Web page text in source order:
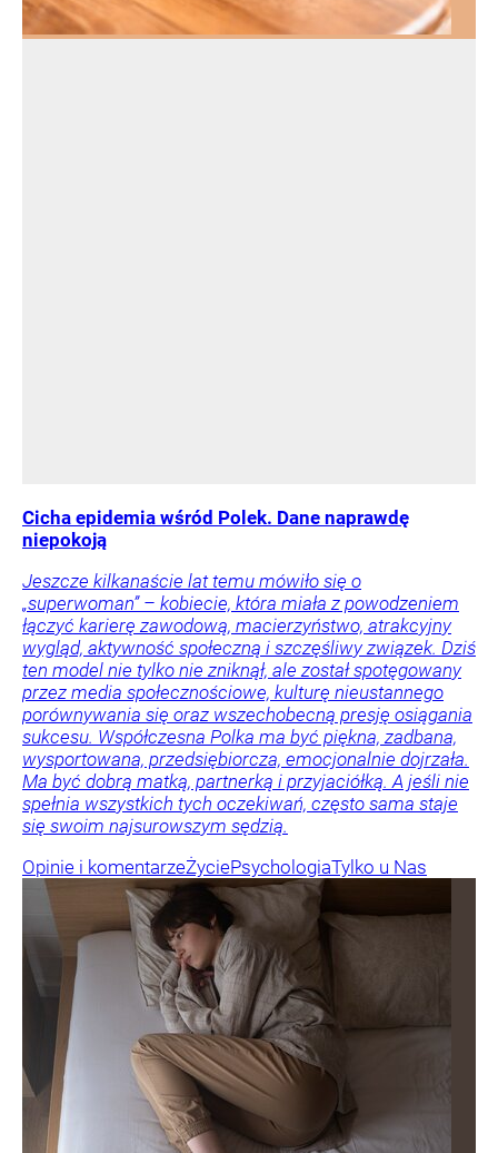
Cicha epidemia wśród Polek. Dane naprawdę
niepokoją
Jeszcze kilkanaście lat temu mówiło się o
„superwoman” – kobiecie, która miała z powodzeniem
łączyć karierę zawodową, macierzyństwo, atrakcyjny
wygląd, aktywność społeczną i szczęśliwy związek. Dziś
ten model nie tylko nie zniknął, ale został spotęgowany
przez media społecznościowe, kulturę nieustannego
porównywania się oraz wszechobecną presję osiągania
sukcesu. Współczesna Polka ma być piękna, zadbana,
wysportowana, przedsiębiorcza, emocjonalnie dojrzała.
Ma być dobrą matką, partnerką i przyjaciółką. A jeśli nie
spełnia wszystkich tych oczekiwań, często sama staje
się swoim najsurowszym sędzią.
Opinie i komentarzeŻyciePsychologiaTylko u Nas